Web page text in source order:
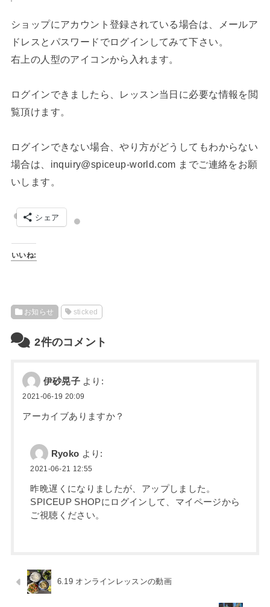
ショップにアカウント登録されている場合は、メールア
ドレスとパスワードでログインしてみて下さい。
右上の人型のアイコンから入れます。
ログインできましたら、レッスン当日に必要な情報を閲
覧頂けます。
ログインできない場合、やり方がどうしてもわからない
場合は、inquiry@spiceup-world.com までご連絡をお願
いします。
シェア
いいね:
お知らせ sticked
2件のコメント
伊砂晃子 より:
2021-06-19 20:09
アーカイブありますか？
Ryoko より:
2021-06-21 12:55
昨晩遅くになりましたが、アップしました。
SPICEUP SHOPにログインして、マイページから
ご視聴ください。
6.19 オンラインレッスンの動画